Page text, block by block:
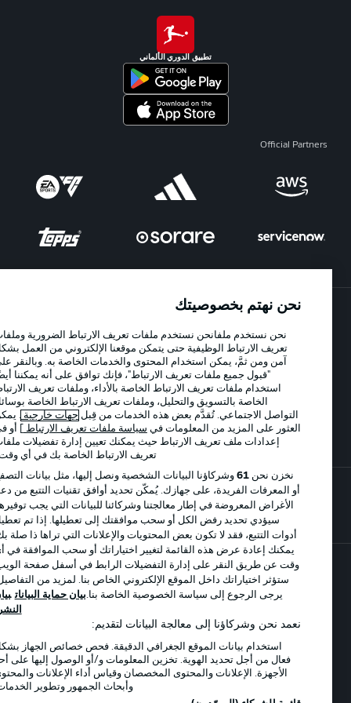
تطبيق الدوري الألماني
Official Partners
إدارة التفضيلات بيان الخصوصية
شروط الاستخدام الوظائف
تواصل معنا
اللاعبون
© 2026 Bundesliga-Gruppe GmbH
اختر اللغة
العربية
نحن نهتم بخصوصيتك
نحن نستخدم ملفانحن نستخدم ملفات تعريف الارتباط الضرورية وملفات
تعريف الارتباط الوظيفية حتى يتمكن موقعنا الإلكتروني من العمل بشكل
آمن ومن ثمَّ، يمكن استخدام المحتوى والخدمات الخاصة به. وبالنقر على
"قبول جميع ملفات تعريف الارتباط"، فإنك توافق على أنه يمكننا أيضًا
استخدام ملفات تعريف الارتباط الخاصة بالأداء، وملفات تعريف الارتباط
الخاصة بالتسويق والتحليل، وملفات تعريف الارتباط الخاصة بوسائل
التواصل الاجتماعي. تُقدَّم بعض هذه الخدمات من قِبل جهات خارجية . يمكن
العثور على المزيد من المعلومات فيسياسة ملفات تعريف الارتباط] أو في
إعدادات ملف تعريف الارتباط حيث يمكنك تعيين إدارة تفضيلات ملفات
تعريف الارتباط الخاصة بك في أي وقت..
نخزن نحن61وشركاؤنا البيانات الشخصية ونصل إليها، مثل بيانات التصفح
أو المعرفات الفريدة، على جهازك. يُمكّن تحديد أوافق تقنيات التتبع من دعم
الأغراض المعروضة في إطار معالجتنا وشركائنا للبيانات التي يجب توفيرها.
سيؤدي تحديد رفض الكل أو سحب موافقتك إلى تعطيلها. إذا تم تعطيل
أدوات التتبع، فقد لا تكون بعض المحتويات والإعلانات التي تراها ذا صلة بك.
يمكنك إعادة عرض هذه القائمة لتغيير اختياراتك أو سحب الموافقة في أي
وقت عن طريق النقر على إدارة التفضيلات الرابط في أسفل صفحة الويب.
ستؤثر اختياراتك داخل الموقع الإلكتروني الخاص بنا. لمزيد من التفاصيل،
يرجى الرجوع إلى سياسة الخصوصية الخاصة بنا.بيان حماية البيانات بيان
النشر
نعمد نحن وشركاؤنا إلى معالجة البيانات لتقديم:
استخدام بيانات الموقع الجغرافي الدقيقة. فحص خصائص الجهاز بشكل
فعال من أجل تحديد الهوية. تخزين المعلومات و/أو الوصول إليها على أحد
الأجهزة. الإعلانات والمحتوى المخصصان وقياس أداء الإعلانات والمحتوى
وأبحاث الجمهور وتطوير الخدمات.